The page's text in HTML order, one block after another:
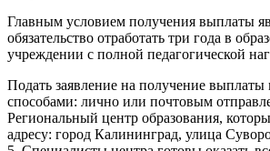
Главным условием получения выплаты
обязательство отработать три года в
учреждении с полной педагогической
Подать заявление на получение
способами: лично или почтовым
Региональный центр образования,
адресу: город Калининград, улица